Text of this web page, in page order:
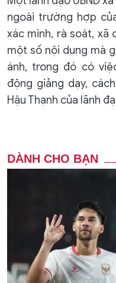
ngoài trường hợp
xác minh, rà soát, xã
một số nội dung mà
ánh, trong đó có
động giảng dạy,
Hậu Thạnh của lãnh